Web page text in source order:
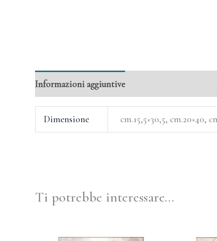
Informazioni aggiuntive
Dimensione cm.15,5×30,5, cm.20×40,
Ti potrebbe interessare…